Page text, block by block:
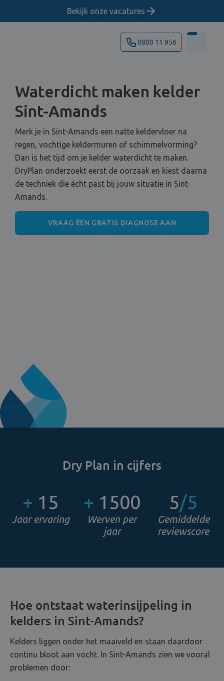
Bekijk onze vacatures
0800 11 956
Waterdicht maken kelder
Sint-Amands
Merk je in Sint-Amands een natte keldervloer na
regen, vochtige keldermuren of schimmelvorming?
Dan is het tijd om je kelder waterdicht te maken.
DryPlan onderzoekt eerst de oorzaak en kiest daarna
de techniek die écht past bij jouw situatie in Sint-
Amands.
VRAAG EEN GRATIS DIAGNOSE AAN
Dry Plan in cijfers
+ 15
Jaar ervaring
+ 1500
Werven per
jaar
5/5
Gemiddelde
reviewscore
Hoe ontstaat waterinsijpeling in
kelders in Sint-Amands?
Kelders liggen onder het maaiveld en staan daardoor
continu bloot aan vocht. In Sint-Amands zien we vooral
problemen door: